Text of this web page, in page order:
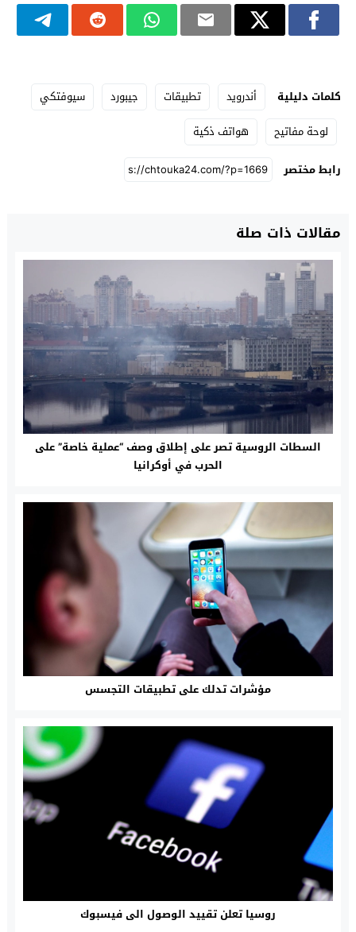
كلمات دليلية أندرويد تطبيقات جيبورد
سيوفتكي
لوحة مفاتيح
هواتف ذكية
رابط مختصر
مقالات ذات صلة
السطات الروسية تصر على إطلاق وصف “عملية خاصة” على
الحرب في أوكرانيا
مؤشرات تدلك على تطبيقات التجسس
روسيا تعلن تقييد الوصول الى فيسبوك